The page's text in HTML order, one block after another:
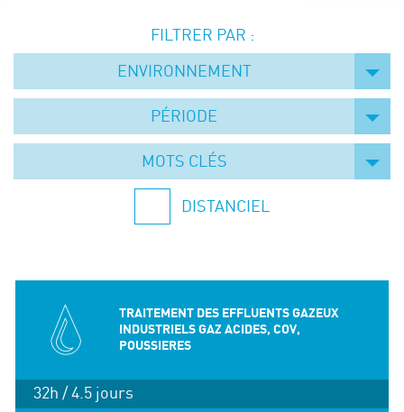
Symposium on Chain Transfer Catalysis for
sustainability – September 15 and 16, 2026
FRENCH-CHINESE CONFERENCE ON GREEN
Contacts
FILTRER PAR :
ENVIRONNEMENT
PÉRIODE
MOTS CLÉS
DISTANCIEL
TRAITEMENT DES EFFLUENTS GAZEUX
INDUSTRIELS GAZ ACIDES, COV,
POUSSIERES
32h / 4.5 jours